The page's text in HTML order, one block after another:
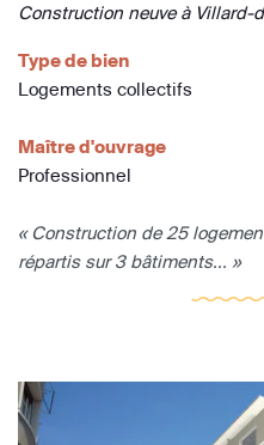
Construction neuve à Villard-
Type de bien
Logements collectifs
Maître d'ouvrage
Professionnel
« Construction de 25
répartis sur 3 bâtiments... »